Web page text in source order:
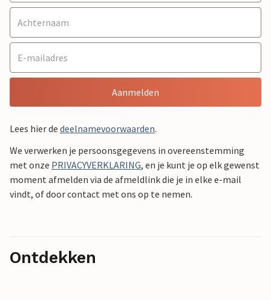
Aanmelden
Lees hier de deelnamevoorwaarden.
We verwerken je persoonsgegevens in overeenstemming
met onze PRIVACYVERKLARING, en je kunt je op elk gewenst
moment afmelden via de afmeldlink die je in elke e-mail
vindt, of door contact met ons op te nemen.
Ontdekken